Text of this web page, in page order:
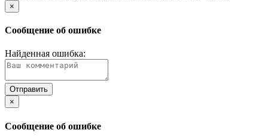
×
Сообщение об ошибке
Найденная ошибка:
×
Сообщение об ошибке